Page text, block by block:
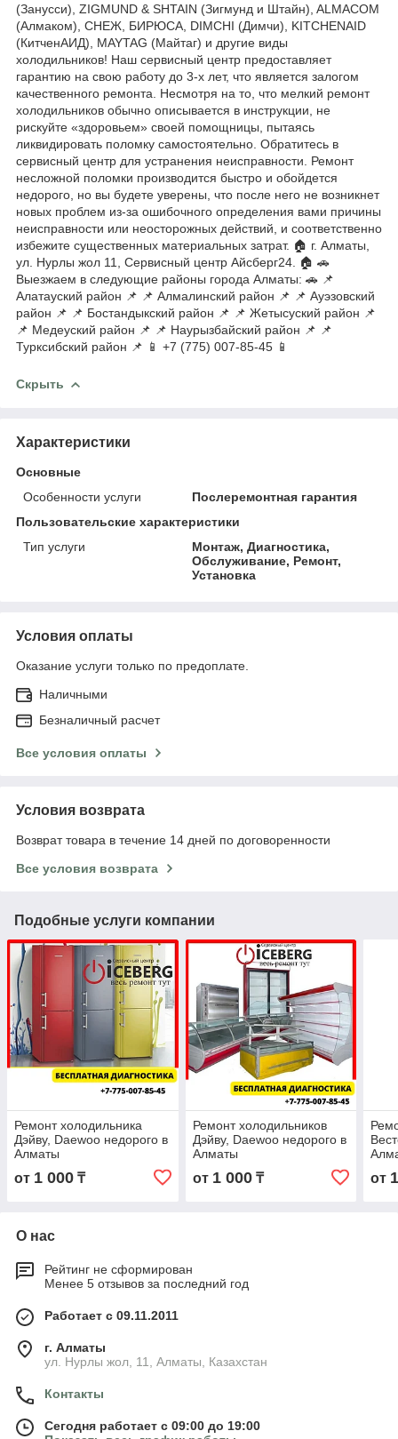
(Занусси), ZIGMUND & SHTAIN (Зигмунд и Штайн), ALMACOM
(Алмаком), СНЕЖ, БИРЮСА, DIMCHI (Димчи), KITCHENAID
(КитченАИД), MAYTAG (Майтаг) и другие виды
холодильников! Наш сервисный центр предоставляет
гарантию на свою работу до 3-х лет, что является залогом
качественного ремонта. Несмотря на то, что мелкий ремонт
холодильников обычно описывается в инструкции, не
рискуйте «здоровьем» своей помощницы, пытаясь
ликвидировать поломку самостоятельно. Обратитесь в
сервисный центр для устранения неисправности. Ремонт
несложной поломки производится быстро и обойдется
недорого, но вы будете уверены, что после него не возникнет
новых проблем из-за ошибочного определения вами причины
неисправности или неосторожных действий, и соответственно
избежите существенных материальных затрат. 🏠 г. Алматы,
ул. Нурлы жол 11, Сервисный центр Айсберг24. 🏠 🚗
Выезжаем в следующие районы города Алматы: 🚗 📌
Алатауский район 📌 📌 Алмалинский район 📌 📌 Ауэзовский
район 📌 📌 Бостандыкский район 📌 📌 Жетысуский район 📌
📌 Медеуский район 📌 📌 Наурызбайский район 📌 📌
Турксибский район 📌 📱 +7 (775) 007-85-45 📱
Скрыть
Характеристики
Основные
Особенности услуги
Послеремонтная гарантия
Пользовательские характеристики
Тип услуги
Монтаж, Диагностика,
Обслуживание, Ремонт,
Установка
Условия оплаты
Оказание услуги только по предоплате.
Наличными
Безналичный расчет
Все условия оплаты
Условия возврата
Возврат товара в течение 14 дней по договоренности
Все условия возврата
Подобные услуги компании
Ремонт холодильника
Дэйву, Daewoo недорого в
Алматы
от 1 000 ₸
Ремонт холодильников
Дэйву, Daewoo недорого в
Алматы
от 1 000₸ от
О нас
Рейтинг не сформирован
Менее 5 отзывов за последний год
Работает с 09.11.2011
г. Алматы
ул. Нурлы жол, 11, Алматы, Казахстан
Контакты
Сегодня работает с 09:00 до 19:00